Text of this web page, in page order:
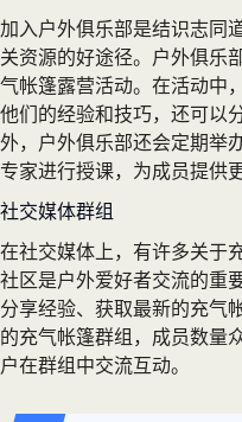
加入户外俱乐部是结识志同
关资源的好途径。户外俱乐
气帐篷露营活动。在活动中
他们的经验和技巧，还可以
外，户外俱乐部还会定期举
专家进行授课，为成员提供
社交媒体群组
在社交媒体上，有许多关于
社区是户外爱好者交流的重
分享经验、获取最新的充气
的充气帐篷群组，成员数量
户在群组中交流互动。